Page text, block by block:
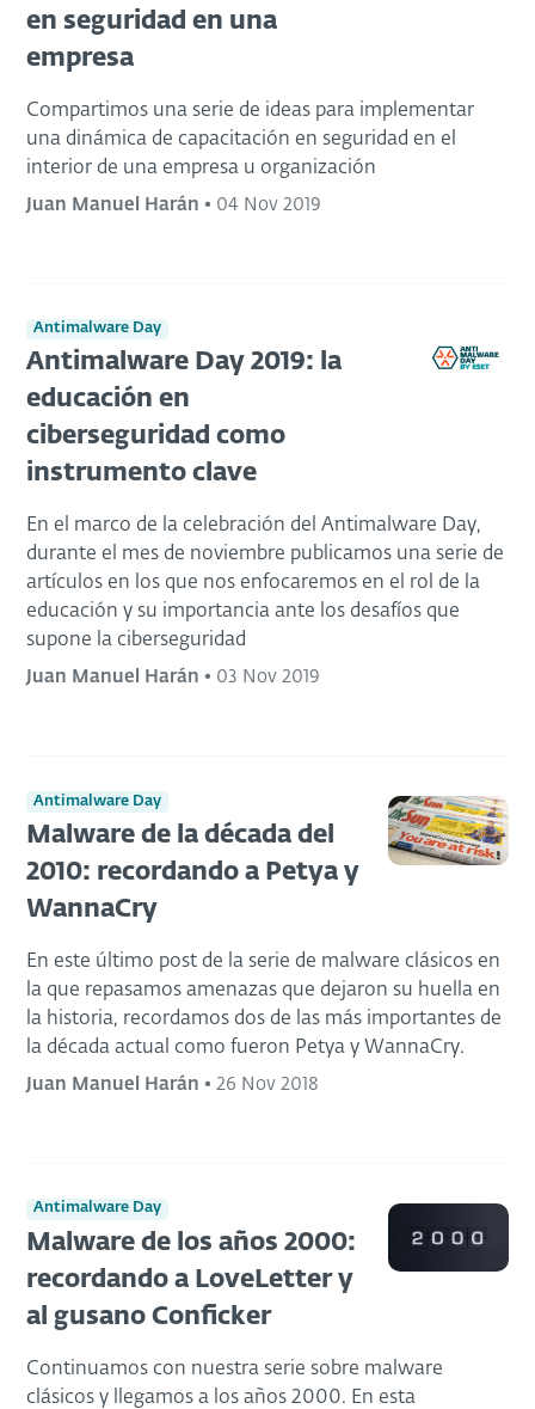
en seguridad en una
empresa
Compartimos una serie de ideas para implementar
una dinámica de capacitación en seguridad en el
interior de una empresa u organización
Juan Manuel Harán • 04 Nov 2019
Antimalware Day
Antimalware Day 2019: la
educación en
ciberseguridad como
instrumento clave
En el marco de la celebración del Antimalware Day,
durante el mes de noviembre publicamos una serie de
artículos en los que nos enfocaremos en el rol de la
educación y su importancia ante los desafíos que
supone la ciberseguridad
Juan Manuel Harán • 03 Nov 2019
Antimalware Day
Malware de la década del
2010: recordando a Petya y
WannaCry
En este último post de la serie de malware clásicos en
la que repasamos amenazas que dejaron su huella en
la historia, recordamos dos de las más importantes de
la década actual como fueron Petya y WannaCry.
Juan Manuel Harán • 26 Nov 2018
Antimalware Day
Malware de los años 2000:
recordando a LoveLetter y
al gusano Conficker
Continuamos con nuestra serie sobre malware
clásicos y llegamos a los años 2000. En esta